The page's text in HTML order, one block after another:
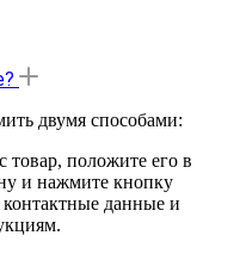
двумя способами:
положите его в
и нажмите кнопку
контактные данные и